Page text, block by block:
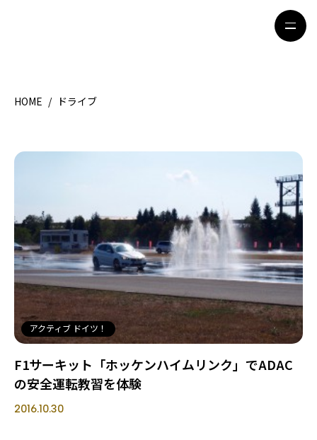
HOME
著者一覧
ライター募集
HOME / ドライブ
アクティブ ドイツ！
F1サーキット「ホッケンハイムリンク」でADAC
の安全運転教習を体験
2016.10.30